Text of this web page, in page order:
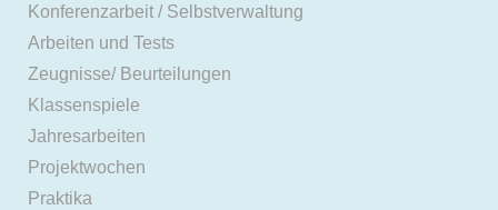
Konferenzarbeit / Selbstverwaltung
Arbeiten und Tests
Zeugnisse/ Beurteilungen
Klassenspiele
Jahresarbeiten
Projektwochen
Praktika